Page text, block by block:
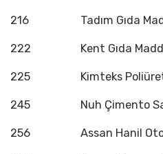
216 Tadım Gıda
222 Kent Gıda
225 Kimteks
245 Nuh Çimento
256 Assan Hanil